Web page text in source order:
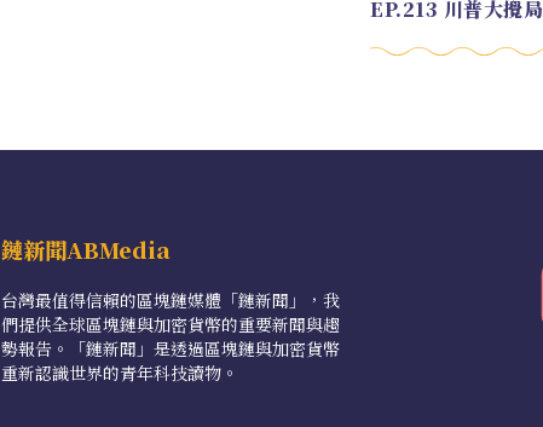
鏈新聞ABMedia
台灣最值得信賴的區塊鏈媒體「鏈新聞」，我
們提供全球區塊鏈與加密貨幣的重要新聞與趨
勢報告。「鏈新聞」是透過區塊鏈與加密貨幣
重新認識世界的青年科技讀物。